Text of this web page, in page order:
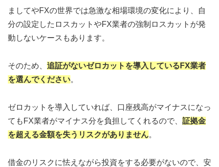
ましてやFXの世界では急激な相場環境の変化により、自
分の設定したロスカットやFX業者の強制ロスカットが発
動しないケースもあります。
そのため、 追証がないゼロカットを導入しているFX業者
を選んでください。
ゼロカットを導入していれば、口座残高がマイナスになっ
てもFX業者がマイナス分を負担してくれるので、 証拠金
を超える金額を失うリスクがありません。
借金のリスクに怯えながら投資をする必要がないので、安